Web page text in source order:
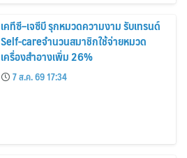
เคทีซี–เจซีบี รุกหมวดความงาม รับเทรนด์
Self-careจำนวนสมาชิกใช้จ่ายหมวด
เครื่องสำอางเพิ่ม 26%
7 ส.ค. 69 17:34